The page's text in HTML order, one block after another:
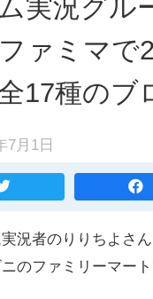
実況グル
ァミマで
17種のブ
7月1日
況者のりりちよさ
のファミリーマート